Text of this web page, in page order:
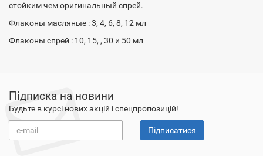
стойким чем оригинальный спрей.
Флаконы масляные : 3, 4, 6, 8, 12 мл
Флаконы спрей : 10, 15, , 30 и 50 мл
Підписка на новини
Будьте в курсі нових акцій і спецпропозицій!
Підписатися